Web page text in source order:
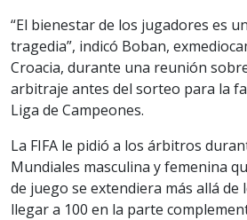
“El bienestar de los jugadores es
tragedia”, indicó Boban,
Croacia, durante una reunión
arbitraje antes del sorteo para la
Liga de Campeones.
La FIFA le pidió a los árbitros
Mundiales masculina y femenina
de juego se extendiera más allá de
llegar a 100 en la parte